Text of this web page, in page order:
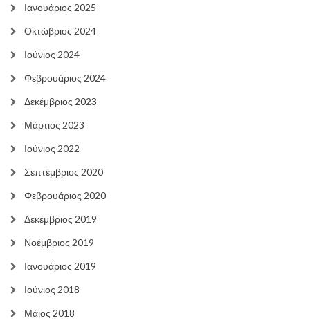
Ιανουάριος 2025
Οκτώβριος 2024
Ιούνιος 2024
Φεβρουάριος 2024
Δεκέμβριος 2023
Μάρτιος 2023
Ιούνιος 2022
Σεπτέμβριος 2020
Φεβρουάριος 2020
Δεκέμβριος 2019
Νοέμβριος 2019
Ιανουάριος 2019
Ιούνιος 2018
Μάιος 2018